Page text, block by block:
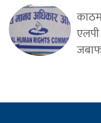
एलपी